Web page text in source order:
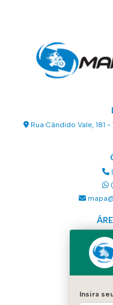
Rua Cândido Vale, 181
Insira